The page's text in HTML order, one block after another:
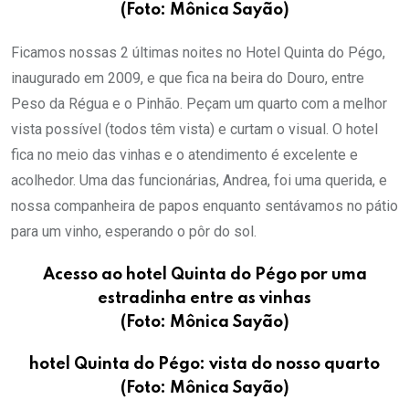
(Foto: Mônica Sayão)
Ficamos nossas 2 últimas noites no Hotel Quinta do Pégo,
inaugurado em 2009, e que fica na beira do Douro, entre
Peso da Régua e o Pinhão. Peçam um quarto com a melhor
vista possível (todos têm vista) e curtam o visual. O hotel
fica no meio das vinhas e o atendimento é excelente e
acolhedor. Uma das funcionárias, Andrea, foi uma querida, e
nossa companheira de papos enquanto sentávamos no pátio
para um vinho, esperando o pôr do sol.
Acesso ao hotel Quinta do Pégo por uma
estradinha entre as vinhas
(Foto: Mônica Sayão)
hotel Quinta do Pégo: vista do nosso quarto
(Foto: Mônica Sayão)